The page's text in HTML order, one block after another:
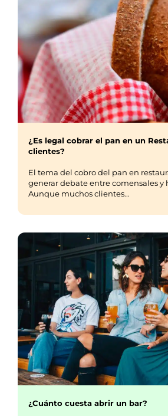
¿Es legal cobrar el pan en un
clientes?
El tema del cobro del pan en
generar debate entre comensales y
Aunque muchos clientes...
¿Cuánto cuesta abrir un bar?